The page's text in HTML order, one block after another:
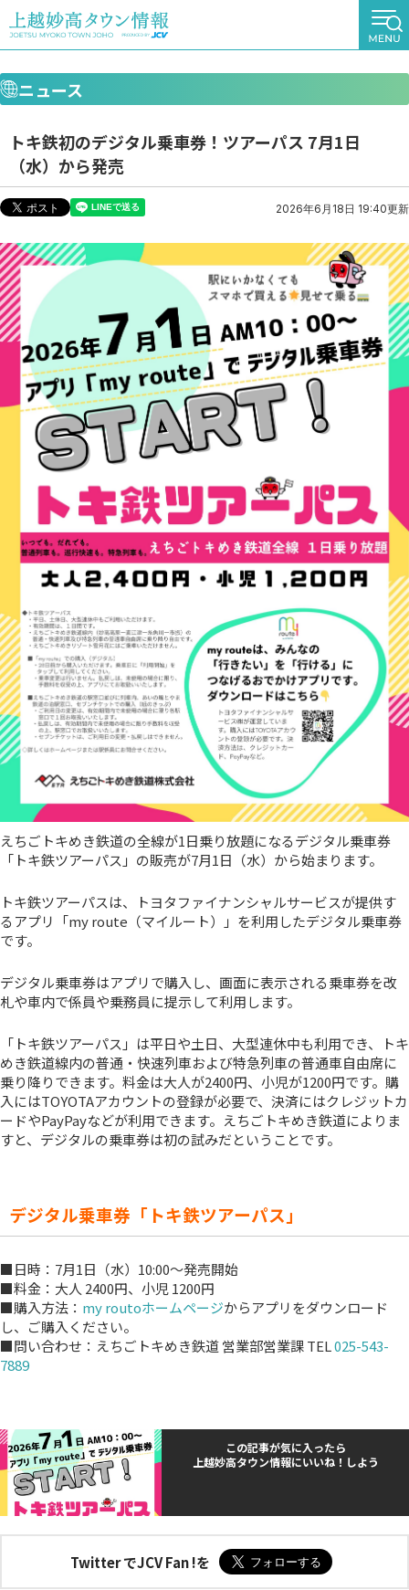
ニュース
トキ鉄初のデジタル乗車券！ツアーパス 7月1日
（水）から発売
2026年6月18日 19:40更新
えちごトキめき鉄道の全線が1日乗り放題になるデジタル乗車券
「トキ鉄ツアーパス」の販売が7月1日（水）から始まります。
トキ鉄ツアーパスは、トヨタファイナンシャルサービスが提供す
るアプリ「my route（マイルート）」を利用したデジタル乗車券
です。
デジタル乗車券はアプリで購入し、画面に表示される乗車券を改
札や車内で係員や乗務員に提示して利用します。
「トキ鉄ツアーパス」は平日や土日、大型連休中も利用でき、トキ
めき鉄道線内の普通・快速列車および特急列車の普通車自由席に
乗り降りできます。料金は大人が2400円、小児が1200円です。購
入にはTOYOTAアカウントの登録が必要で、決済にはクレジットカ
ードやPayPayなどが利用できます。えちごトキめき鉄道によりま
すと、デジタルの乗車券は初の試みだということです。
デジタル乗車券「トキ鉄ツアーパス」
■日時：7月1日（水）10:00～発売開始
■料金：大人 2400円、小児 1200円
■購入方法： my routoホームページからアプリをダウンロード
し、ご購入ください。
■問い合わせ：えちごトキめき鉄道 営業部営業課 TEL025-543-
7889
この記事が気に入ったら
上越妙高タウン情報にいいね！しよう
Twitter でJCV Fan !を